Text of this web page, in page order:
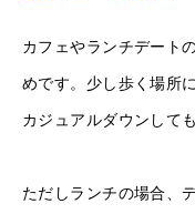
カフェやランチデート
めです。少し歩く場所
カジュアルダウンして
ただしランチの場合、